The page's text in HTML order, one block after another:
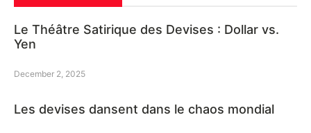
Le Théâtre Satirique des Devises : Dollar vs.
Yen
December 2, 2025
Les devises dansent dans le chaos mondial